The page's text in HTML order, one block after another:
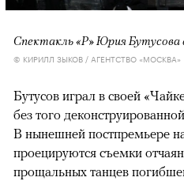
Спектакль «Р» Юрия
© КИРИЛЛ ЗЫКОВ / АГЕНТСТВО «МОСКВА»
Бутусов играл в своей
без того
В нынешней постпремьере
проецируются съемки
прощальных танцев